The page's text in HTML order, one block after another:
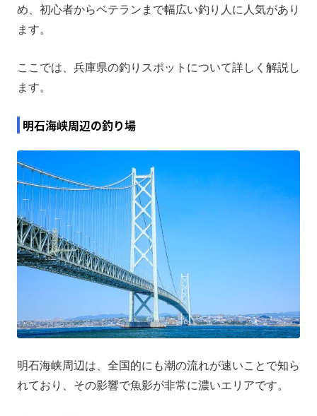
め、初心者からベテランまで幅広い釣り人に人気があり
ます。
ここでは、兵庫県の釣りスポットについて詳しく解説し
ます。
明石海峡周辺の釣り場
明石海峡周辺は、全国的にも潮の流れが速いことで知ら
れており、その影響で魚影が非常に濃いエリアです。